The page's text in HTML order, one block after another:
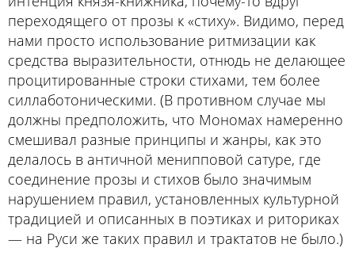
переходящего от прозы к «стиху». Видимо, перед
нами просто использование ритмизации как
средства выразительности, отнюдь не делающее
процитированные строки стихами, тем более
силлаботоническими. (В противном случае мы
должны предположить, что Мономах намеренно
смешивал разные принципы и жанры, как это
делалось в античной менипповой сатуре, где
соединение прозы и стихов было значимым
нарушением правил, установленных культурной
традицией и описанных в поэтиках и риториках
— на Руси же таких правил и трактатов не было.)